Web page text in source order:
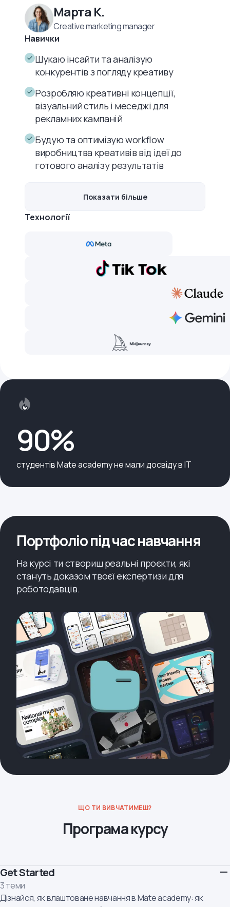
Марта К.
Creative marketing manager
Навички
Шукаю інсайти та аналізую
конкурентів з погляду креативу
Розробляю креативні концепції,
візуальний стиль і меседжі для
рекламних кампаній
Будую та оптимізую workflow
виробництва креативів від ідеї до
готового аналізу результатів
Показати більше
Технології
90%
студентів Mate academy не мали досвіду в IT
Портфоліо під час навчання
На курсі ти створиш реальні проєкти, які
стануть доказом твоєї експертизи для
роботодавців.
ЩО ТИ ВИВЧАТИМЕШ?
Програма курсу
Get Started
3 теми
Дізнайся, як влаштоване навчання в Mate academy: як